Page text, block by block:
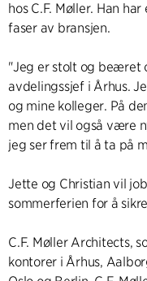
hos C.F. Møller. Han
faser av bransjen.
"Jeg er stolt og beæret
avdelingssjef i Århus.
og mine kolleger. På
men det vil også være
jeg ser frem til å ta på
Jette og Christian vil
sommerferien for å
C.F. Møller Architects,
kontorer i Århus,